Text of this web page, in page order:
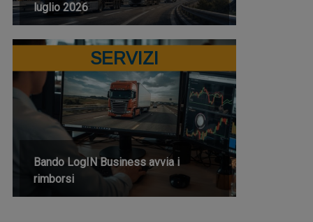
luglio 2026
SERVIZI
Bando LogIN Business avvia i
rimborsi